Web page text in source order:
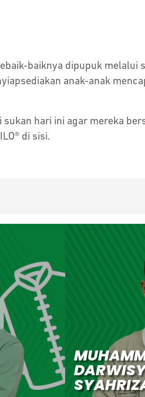
baiknya dipupuk melalui
anak-anak
hari ini agar mereka
di sisi.